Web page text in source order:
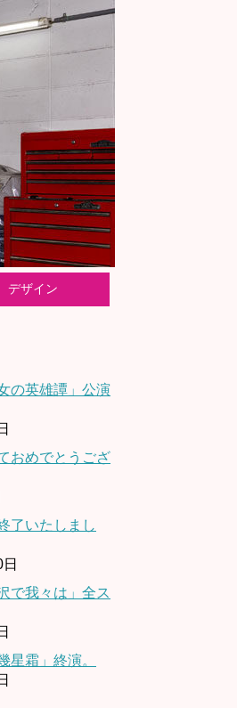
デザイン
の英雄譚」公演
おめでとうござ
了いたしまし
で我々は」全ス
星霜」終演。